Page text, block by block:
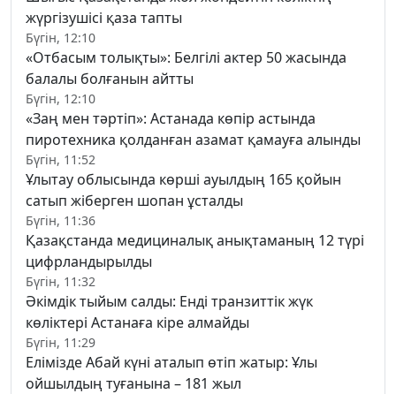
жүргізушісі қаза тапты
Бүгін, 12:10
«Отбасым толықты»: Белгілі актер 50 жасында
балалы болғанын айтты
Бүгін, 12:10
«Заң мен тәртіп»: Астанада көпір астында
пиротехника қолданған азамат қамауға алынды
Бүгін, 11:52
Ұлытау облысында көрші ауылдың 165 қойын
сатып жіберген шопан ұсталды
Бүгін, 11:36
Қазақстанда медициналық анықтаманың 12 түрі
цифрландырылды
Бүгін, 11:32
Әкімдік тыйым салды: Енді транзиттік жүк
көліктері Астанаға кіре алмайды
Бүгін, 11:29
Елімізде Абай күні аталып өтіп жатыр: Ұлы
ойшылдың туғанына – 181 жыл